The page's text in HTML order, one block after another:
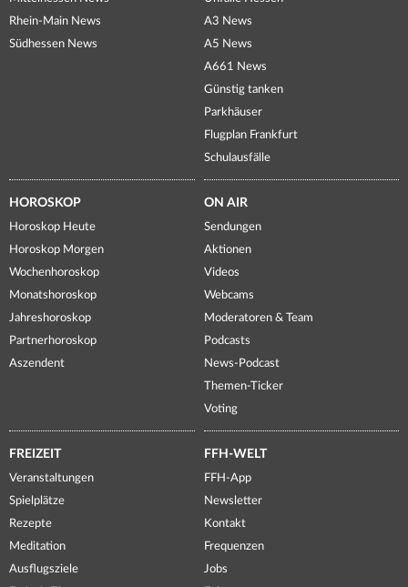
Rhein-Main News
Südhessen News
A3 News
A5 News
A661 News
Günstig tanken
Parkhäuser
Flugplan Frankfurt
Schulausfälle
HOROSKOP
Horoskop Heute
Horoskop Morgen
Wochenhoroskop
Monatshoroskop
Jahreshoroskop
Partnerhoroskop
Aszendent
ON AIR
Sendungen
Aktionen
Videos
Webcams
Moderatoren & Team
Podcasts
News-Podcast
Themen-Ticker
Voting
FREIZEIT
Veranstaltungen
Spielplätze
Rezepte
Meditation
Ausflugsziele
FFH-WELT
FFH-App
Newsletter
Kontakt
Frequenzen
Jobs